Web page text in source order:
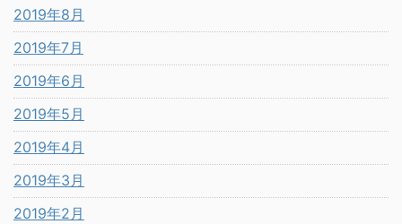
2019年8月
2019年7月
2019年6月
2019年5月
2019年4月
2019年3月
2019年2月